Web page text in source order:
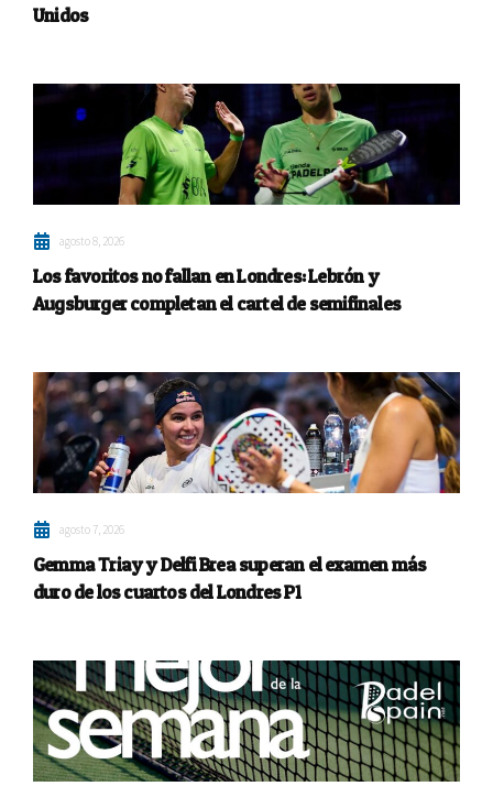
Unidos
agosto 8, 2026
Los favoritos no fallan en Londres: Lebrón y
Augsburger completan el cartel de semifinales
agosto 7, 2026
Gemma Triay y Delfi Brea superan el examen más
duro de los cuartos del Londres P1